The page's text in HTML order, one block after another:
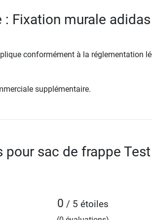
Fixation murale adidas
conformément à la réglementation
supplémentaire.
sac de frappe
0 / 5 étoiles